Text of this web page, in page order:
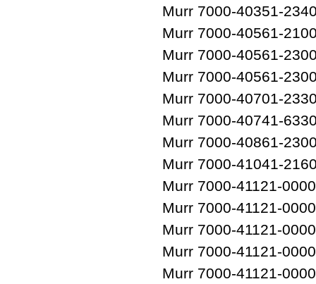
Murr 7000-40351-
Murr 7000-40561-
Murr 7000-40561-
Murr 7000-40561-
Murr 7000-40701-
Murr 7000-40741-
Murr 7000-40861-
Murr 7000-41041-
Murr 7000-41121-
Murr 7000-41121-
Murr 7000-41121-
Murr 7000-41121-
Murr 7000-41121-